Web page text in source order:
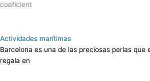
coeficient
Actividades marítimas
Barcelona es una de las preciosas perlas que
regala en